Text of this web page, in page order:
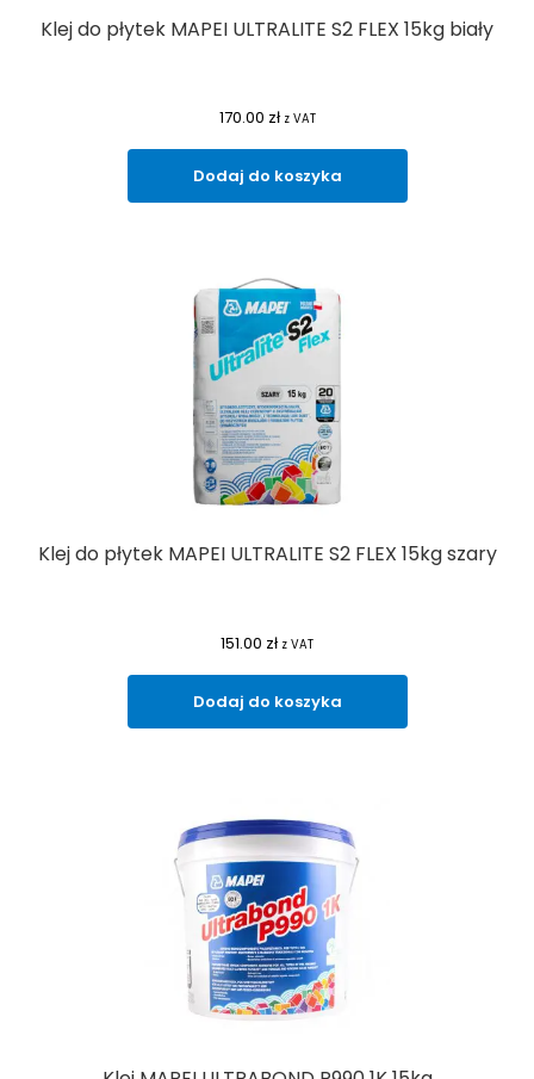
Klej do płytek MAPEI ULTRALITE S2 FLEX 15kg biały
170.00 zł z VAT
Dodaj do koszyka
Klej do płytek MAPEI ULTRALITE S2 FLEX 15kg szary
151.00 zł z VAT
Dodaj do koszyka